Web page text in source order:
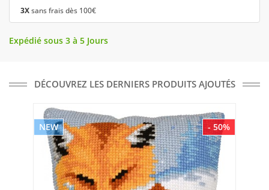
3Xsans frais dès 100€
Expédié sous 3 à 5 Jours
DÉCOUVREZ LES DERNIERS PRODUITS AJOUTÉS
- 50%
NEW